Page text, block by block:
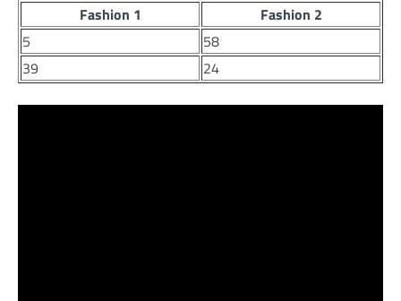
Fashion 1
Fashion 2
5
58
39
24